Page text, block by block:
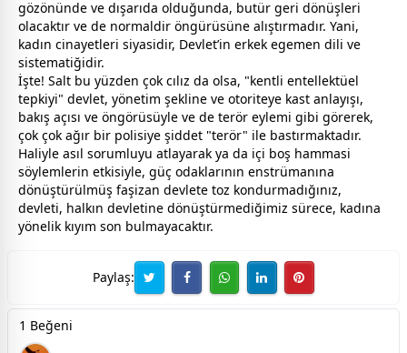
gözönünde ve dışarıda olduğunda, butür geri dönüşleri
olacaktır ve de normaldir öngürüsüne alıştırmadır. Yani,
kadın cinayetleri siyasidir, Devlet’in erkek egemen dili ve
sistematiğidir.
İşte! Salt bu yüzden çok cılız da olsa, "kentli entellektüel
tepkiyi" devlet, yönetim şekline ve otoriteye kast anlayışı,
bakış açısı ve öngörüsüyle ve de terör eylemi gibi görerek,
çok çok ağır bir polisiye şiddet "terör" ile bastırmaktadır.
Haliyle asıl sorumluyu atlayarak ya da içi boş hammasi
söylemlerin etkisiyle, güç odaklarının enstrümanına
dönüştürülmüş faşizan devlete toz kondurmadığınız,
devleti, halkın devletine dönüştürmediğimiz sürece, kadına
yönelik kıyım son bulmayacaktır.
Paylaş:
1 Beğeni